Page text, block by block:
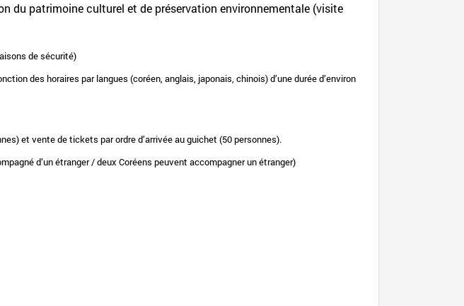
du patrimoine culturel et de préservation environnementale (visite
de sécurité)
des horaires par langues (coréen, anglais, japonais, chinois) d’une durée d’environ
et vente de tickets par ordre d’arrivée au guichet (50 personnes).
d’un étranger / deux Coréens peuvent accompagner un étranger)